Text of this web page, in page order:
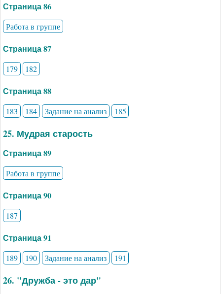
Страница 86
Работа в группе
Страница 87
179 182
Страница 88
183 184 Задание на анализ 185
25. Мудрая старость
Страница 89
Работа в группе
Страница 90
187
Страница 91
189 190 Задание на анализ 191
26. "Дружба - это дар"